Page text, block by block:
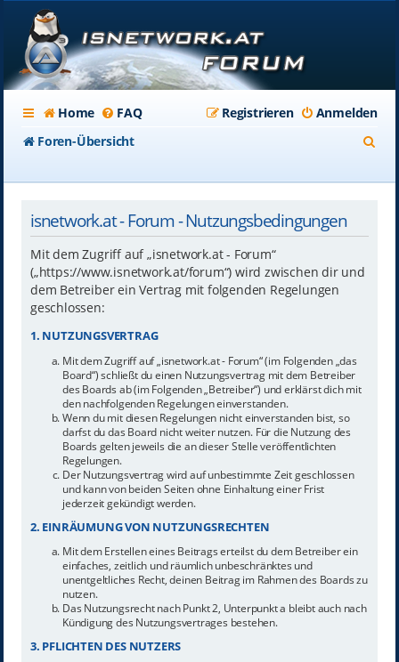
Home FAQ Anmelden
Registrieren
Foren-Übersicht
isnetwork.at - Forum - Nutzungsbedingungen
Mit dem Zugriff auf „isnetwork.at - Forum“
(„https://www.isnetwork.at/forum“) wird zwischen dir und
dem Betreiber ein Vertrag mit folgenden Regelungen
geschlossen:
1. NUTZUNGSVERTRAG
Mit dem Zugriff auf „isnetwork.at - Forum“ (im Folgenden „das
Board“) schließt du einen Nutzungsvertrag mit dem Betreiber
des Boards ab (im Folgenden „Betreiber“) und erklärst dich mit
den nachfolgenden Regelungen einverstanden.
Wenn du mit diesen Regelungen nicht einverstanden bist, so
darfst du das Board nicht weiter nutzen. Für die Nutzung des
Boards gelten jeweils die an dieser Stelle veröffentlichten
Regelungen.
Der Nutzungsvertrag wird auf unbestimmte Zeit geschlossen
und kann von beiden Seiten ohne Einhaltung einer Frist
jederzeit gekündigt werden.
2. EINRÄUMUNG VON NUTZUNGSRECHTEN
Mit dem Erstellen eines Beitrags erteilst du dem Betreiber ein
einfaches, zeitlich und räumlich unbeschränktes und
unentgeltliches Recht, deinen Beitrag im Rahmen des Boards zu
nutzen.
Das Nutzungsrecht nach Punkt 2, Unterpunkt a bleibt auch nach
Kündigung des Nutzungsvertrages bestehen.
3. PFLICHTEN DES NUTZERS